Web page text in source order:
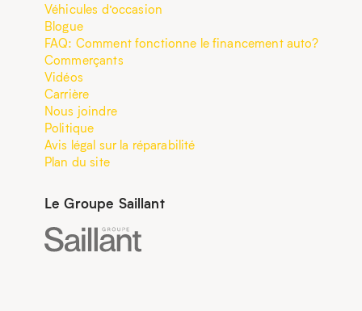
Véhicules d’occasion
Blogue
FAQ: Comment fonctionne le financement auto?
Commerçants
Vidéos
Carrière
Nous joindre
Politique
Avis légal sur la réparabilité
Plan du site
Le Groupe Saillant